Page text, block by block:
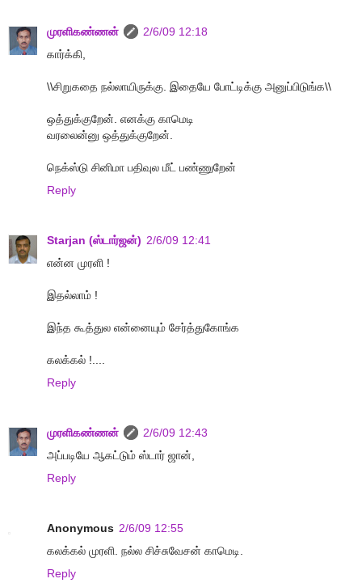
முரளிகண்ணன்
2/6/09 12:18
கார்க்கி,
\\சிறுகதை நல்லாயிருக்கு. இதையே போட்டிக்கு அனுப்பிடுங்க\\
ஒத்துக்குறேன். எனக்கு காமெடி
வரலைன்னு ஒத்துக்குறேன்.
நெக்ஸ்டு சினிமா பதிவுல மீட் பண்ணுறேன்
Reply
Starjan (ஸ்டார்ஜன்) 2/6/09 12:41
என்ன முரளி !
இதல்லாம் !
இந்த கூத்துல என்னையும் சேர்த்துகோங்க
கலக்கல் !....
Reply
முரளிகண்ணன்
2/6/09 12:43
அப்படியே ஆகட்டும் ஸ்டார் ஜான்,
Reply
Anonymous 2/6/09 12:55
கலக்கல் முரளி. நல்ல சிச்சுவேசன் காமெடி.
Reply